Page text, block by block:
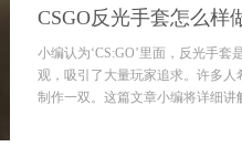
CSGO反光手套怎么样
小编认为‘CS:GO’里面，反光手
观，吸引了大量玩家追求。许多
制作一双。这篇文章小编将详细讲